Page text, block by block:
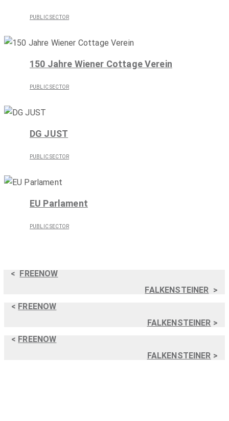
PUBLIC SECTOR
150 Jahre Wiener Cottage Verein
PUBLIC SECTOR
DG JUST
PUBLIC SECTOR
EU Parlament
PUBLIC SECTOR
< FREENOW
FALKENSTEINER >
< FREENOW
FALKENSTEINER >
< FREENOW
FALKENSTEINER >